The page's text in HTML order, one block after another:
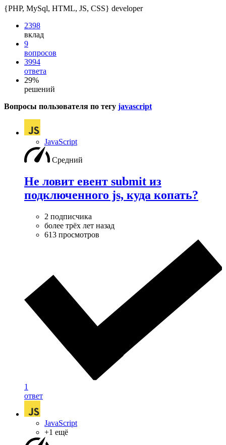
{PHP, MySql, HTML, JS, CSS} developer
2398
вклад
9
вопросов
3994
ответа
29%
решений
Вопросы пользователя по тегу javascript
JavaScript
Средний
Не ловит евент submit из
подключенного js, куда копать?
2 подписчика
более трёх лет назад
613 просмотров
1
ответ
JavaScript
+1 ещё